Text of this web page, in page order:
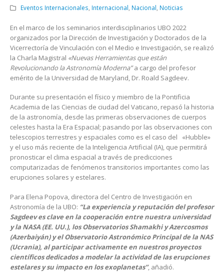
Eventos Internacionales Internacional Nacional Noticias
En el marco de los seminarios interdisciplinarios UBO 2022
organizados por la Dirección de Investigación y Doctorados de la
Vicerrectoría de Vinculación con el Medio e Investigación, se realizó
la Charla Magistral «Nuevas Herramientas que están
Revolucionando la Astronomía Moderna”a cargo del profesor
emérito de la Universidad de Maryland, Dr. Roald Sagdeev.
Durante su presentación el físico y miembro de la Pontificia
Academia de las Ciencias de ciudad del Vaticano, repasó la historia
de la astronomía, desde las primeras observaciones de cuerpos
celestes hasta la Era Espacial; pasando por las observaciones con
telescopios terrestres y espaciales como es el caso del «Hubble»
y el uso más reciente de la Inteligencia Artificial (IA), que permitirá
pronosticar el clima espacial a través de predicciones
computarizadas de fenómenos transitorios importantes como las
erupciones solares y estelares.
Para Elena Popova, directora del Centro de Investigación en
Astronomía de la UBO: “La experiencia y reputación del profesor
Sagdeev es clave en la cooperación entre nuestra universidad
y la NASA (EE. UU.), los Observatorios Shamakhi y Azercosmos
(Azerbaiyán) y el Observatorio Astronómico Principal de la NAS
(Ucrania), al participar activamente en nuestros proyectos
científicos dedicados a modelar la actividad de las erupciones
estelares y su impacto en los exoplanetas”, añadió.